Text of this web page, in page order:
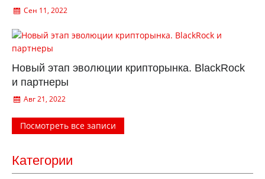
Сен 11, 2022
Новый этап эволюции крипторынка. BlackRock
и партнеры
Авг 21, 2022
Посмотреть все записи
Категории